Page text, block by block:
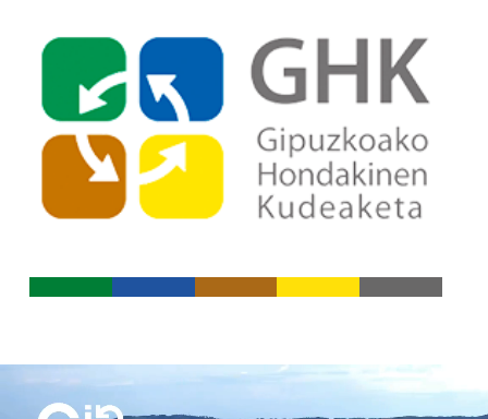
Ir a los contenidos